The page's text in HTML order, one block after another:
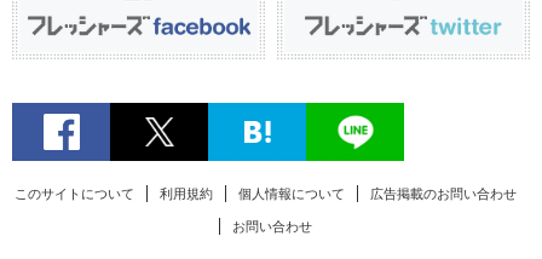
このサイトについて 利用規約 個人情報について 広告掲載のお問い合わせ
お問い合わせ